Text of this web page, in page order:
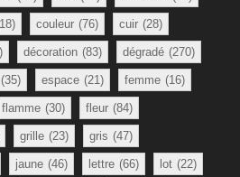
couleur (76) cuir (28)
décoration (83) dégradé (270)
(35) espace (21) femme (16)
flamme (30) fleur (84)
grille (23) gris (47)
jaune (46) lettre (66) lot (22)